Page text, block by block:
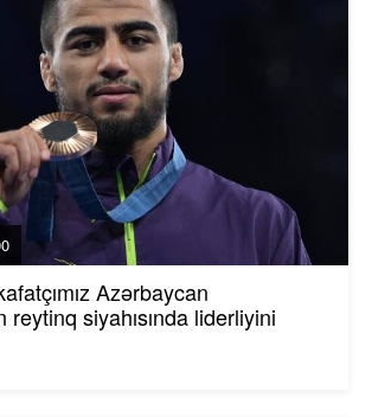
Azərbaycan
reytinq siyahısında liderliyini